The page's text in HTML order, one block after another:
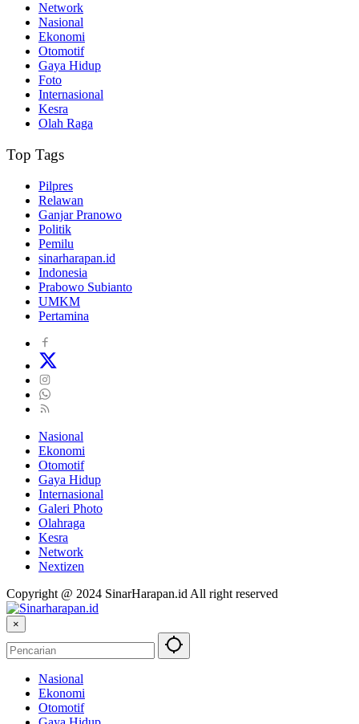
Network
Nasional
Ekonomi
Otomotif
Gaya Hidup
Foto
Internasional
Kesra
Olah Raga
Top Tags
Pilpres
Relawan
Ganjar Pranowo
Politik
Pemilu
sinarharapan.id
Indonesia
Prabowo Subianto
UMKM
Pertamina
Nasional
Ekonomi
Otomotif
Gaya Hidup
Internasional
Galeri Photo
Olahraga
Kesra
Network
Nextizen
Copyright @ 2024 SinarHarapan.id All right reserved
×
Nasional
Ekonomi
Otomotif